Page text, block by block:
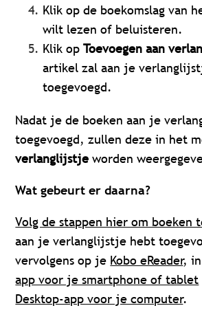
Klik op de boekomslag van
wilt lezen of beluisteren.
Klik opToevoegen aan
artikel zal aan je
toegevoegd.
Nadat je de boeken aan je
toegevoegd, zullen deze in het
verlanglijstje worden
Wat gebeurt er daarna?
Volg de stappen hier om boeken
aan je verlanglijstje hebt
vervolgens op je Kobo eReader,
app voor je smartphone of tablet
Desktop-app voor je computer.